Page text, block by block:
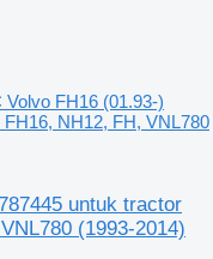
Volvo FH16 (01.93-)
NH12, FH, VNL780
untuk tractor
(1993-2014)